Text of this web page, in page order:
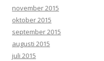
november 2015
oktober 2015
september 2015
augusti 2015
juli 2015